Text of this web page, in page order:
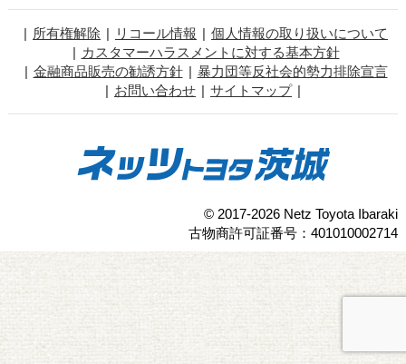
所有権解除 リコール情報
個人情報の取り扱いについて
カスタマーハラスメントに対する基本方針
金融商品販売の勧誘方針
暴力団等反社会的勢力排除宣言
お問い合わせ
サイトマップ
© 2017-2026 Netz Toyota Ibaraki
古物商許可証番号：401010002714